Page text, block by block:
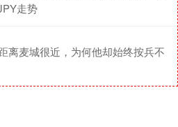
走势
离麦城很近，为何他却始终按兵不